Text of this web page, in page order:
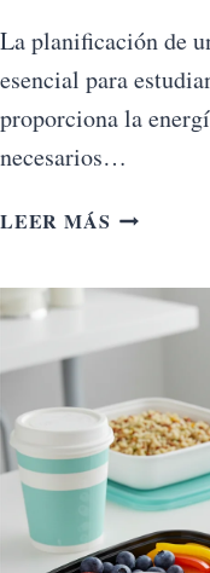
La planificación de
esencial para
proporciona la
necesarios…
LEER MÁS CÓMO
DIETA